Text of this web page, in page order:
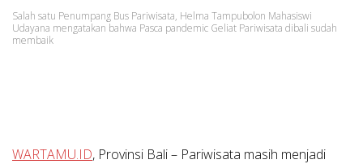
Salah satu Penumpang Bus Pariwisata, Helma Tampubolon Mahasiswi
Udayana mengatakan bahwa Pasca pandemic Geliat Pariwisata dibali sudah
membaik
WARTAMU.ID, Provinsi Bali – Pariwisata masih menjadi